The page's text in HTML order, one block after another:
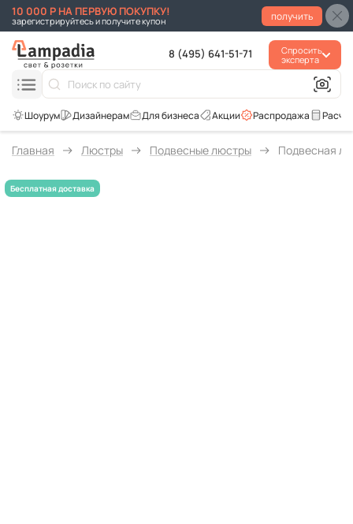
10 000 Р НА ПЕРВУЮ ПОКУПКУ!
зарегистрируйтесь и получите купон получить
8 (495) 641-51-71
Спросить
эксперта
Распродажа
Акции
Для бизнеса
Главная Люстры Подвесные люстры Подвесная